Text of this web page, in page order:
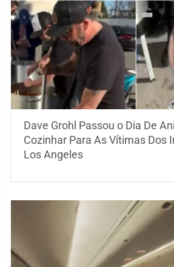
Dave Grohl Passou o Dia De
Cozinhar Para As Vítimas Dos
Los Angeles